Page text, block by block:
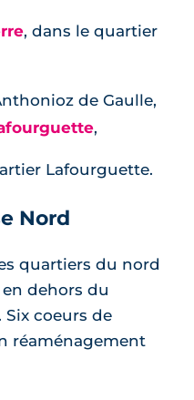
, dans le quartier
de Gaulle,
,
Lafourguette.
Nord
quartiers du nord
dehors du
coeurs de
réaménagement